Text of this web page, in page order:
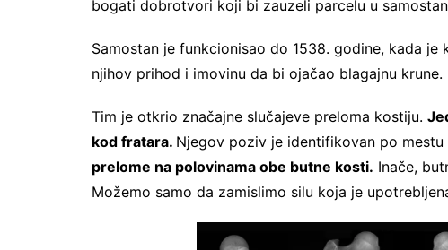
bogati dobrotvori koji bi zauzeli parcelu u
Samostan je funkcionisao do 1538. godine, kada
njihov prihod i imovinu da bi ojačao blagajnu krune.
Tim je otkrio značajne slučajeve preloma kostiju.
kod fratara. Njegov poziv je identifikovan po mestu
prelome na polovinama obe butne kosti. Inače,
Možemo samo da zamislimo silu koja je